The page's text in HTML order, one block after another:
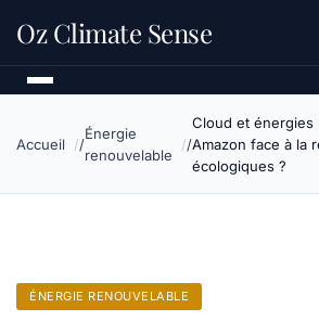
Oz Climate Sense
Accueil
Énergie
renouvelable
Cloud et énergies
Amazon face à la
écologiques ?
ÉNERGIE RENOUVELABLE